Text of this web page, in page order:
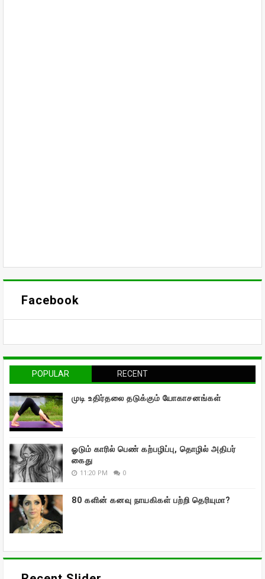
Facebook
POPULAR RECENT
முடி உதிர்தலை தடுக்கும் யோகாசனங்கள்
ஓடும் காரில் பெண் கற்பழிப்பு, தொழில் அதிபர்
கைது
11:20 PM 0
80 களின் கனவு நாயகிகள் பற்றி தெரியுமா?